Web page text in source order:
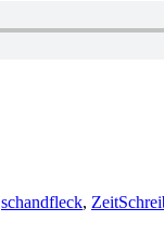
schandfleck, Zeit